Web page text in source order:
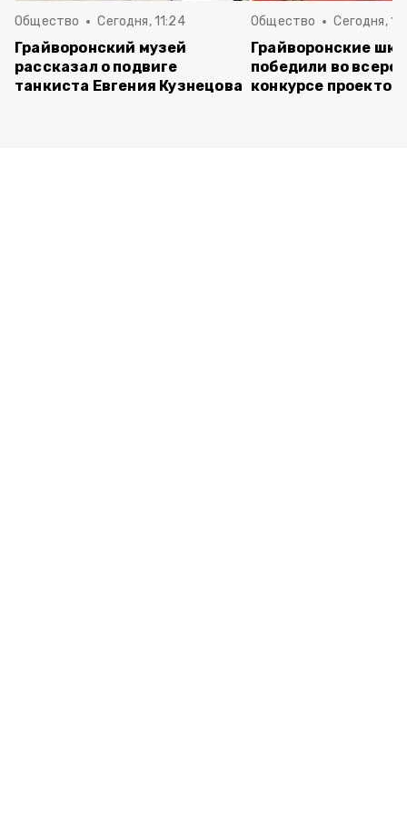
Общество Сегодня, 11:24
Грайворонский музей
рассказал о подвиге
танкиста Евгения Кузнецова
Общество Сегодня,
Грайворонские
победили во
конкурсе проектов